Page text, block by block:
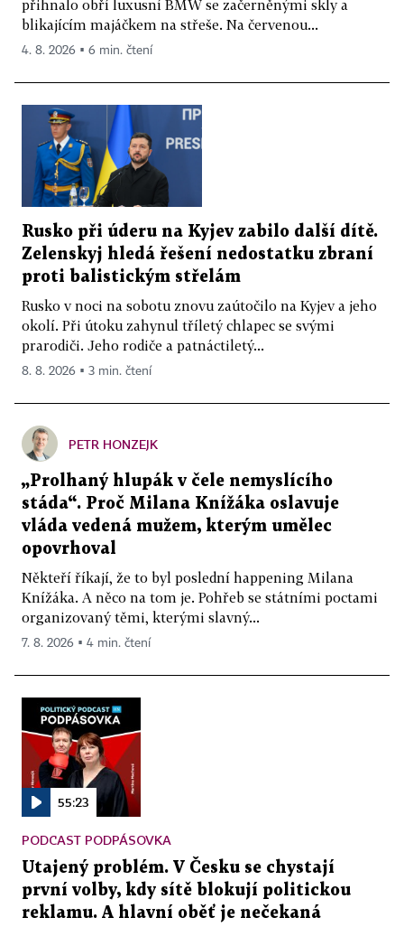
přihnalo obří luxusní BMW se začerněnými skly a
blikajícím majáčkem na střeše. Na červenou...
4. 8. 2026 ▪ 6 min. čtení
Rusko při úderu na Kyjev zabilo další dítě.
Zelenskyj hledá řešení nedostatku zbraní
proti balistickým střelám
Rusko v noci na sobotu znovu zaútočilo na Kyjev a jeho
okolí. Při útoku zahynul tříletý chlapec se svými
prarodiči. Jeho rodiče a patnáctiletý...
8. 8. 2026 ▪ 3 min. čtení
PETR HONZEJK
„Prolhaný hlupák v čele nemyslícího
stáda“. Proč Milana Knížáka oslavuje
vláda vedená mužem, kterým umělec
opovrhoval
Někteří říkají, že to byl poslední happening Milana
Knížáka. A něco na tom je. Pohřeb se státními poctami
organizovaný těmi, kterými slavný...
7. 8. 2026 ▪ 4 min. čtení
55:23
PODCAST PODPÁSOVKA
Utajený problém. V Česku se chystají
první volby, kdy sítě blokují politickou
reklamu. A hlavní oběť je nečekaná